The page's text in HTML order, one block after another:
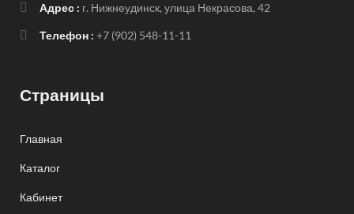
Адрес : г. Нижнеудинск, улица Некрасова, 42
Телефон : +7 (902) 548-11-11
Страницы
Главная
Каталог
Кабинет